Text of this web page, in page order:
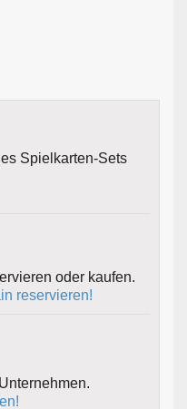
Spielkarten-Sets
oder kaufen.
reservieren!